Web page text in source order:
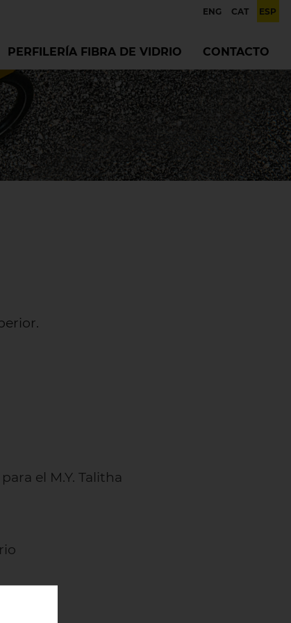
ENG CAT ESP
PERFILERÍA FIBRA DE VIDRIO CONTACTO
el M.Y. Talitha